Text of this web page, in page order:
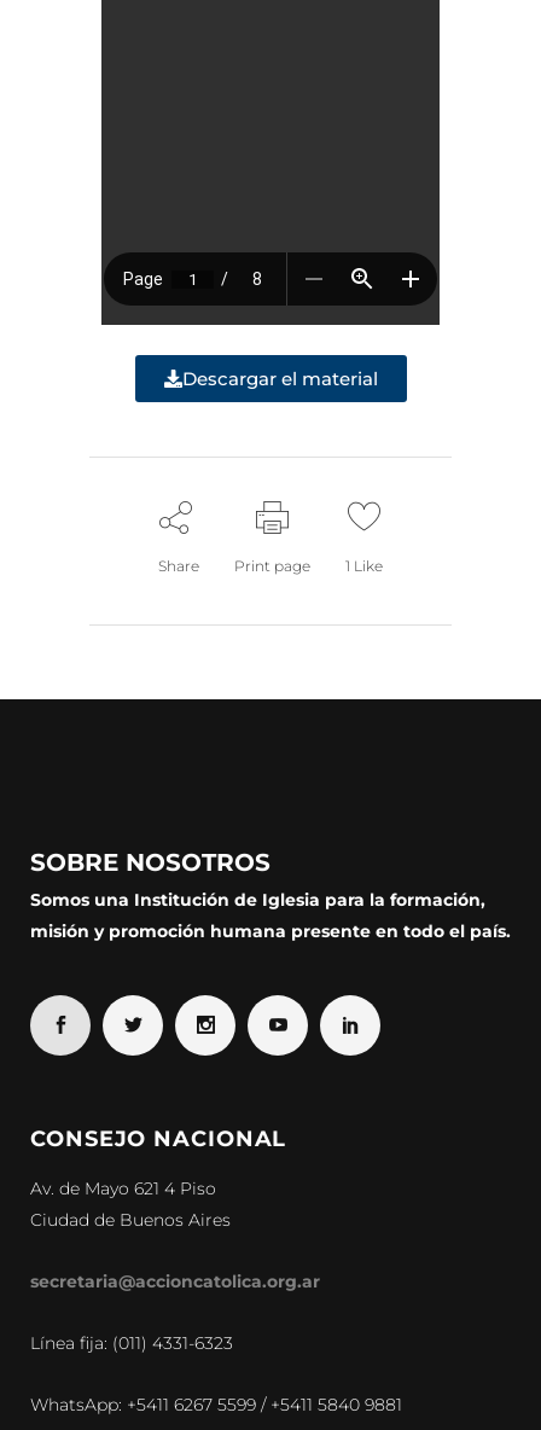
Descargar el material
Share Print page 1 Like
SOBRE NOSOTROS
Somos una Institución de Iglesia para la formación,
misión y promoción humana presente en todo el país.
CONSEJO NACIONAL
Av. de Mayo 621 4 Piso
Ciudad de Buenos Aires
secretaria@accioncatolica.org.ar
Línea fija: (011) 4331-6323
WhatsApp: +5411 6267 5599 / +5411 5840 9881